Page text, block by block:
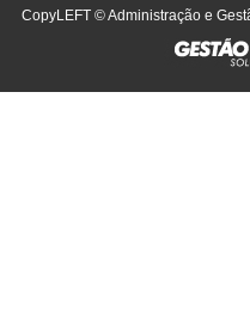
CopyLEFT © Administração e